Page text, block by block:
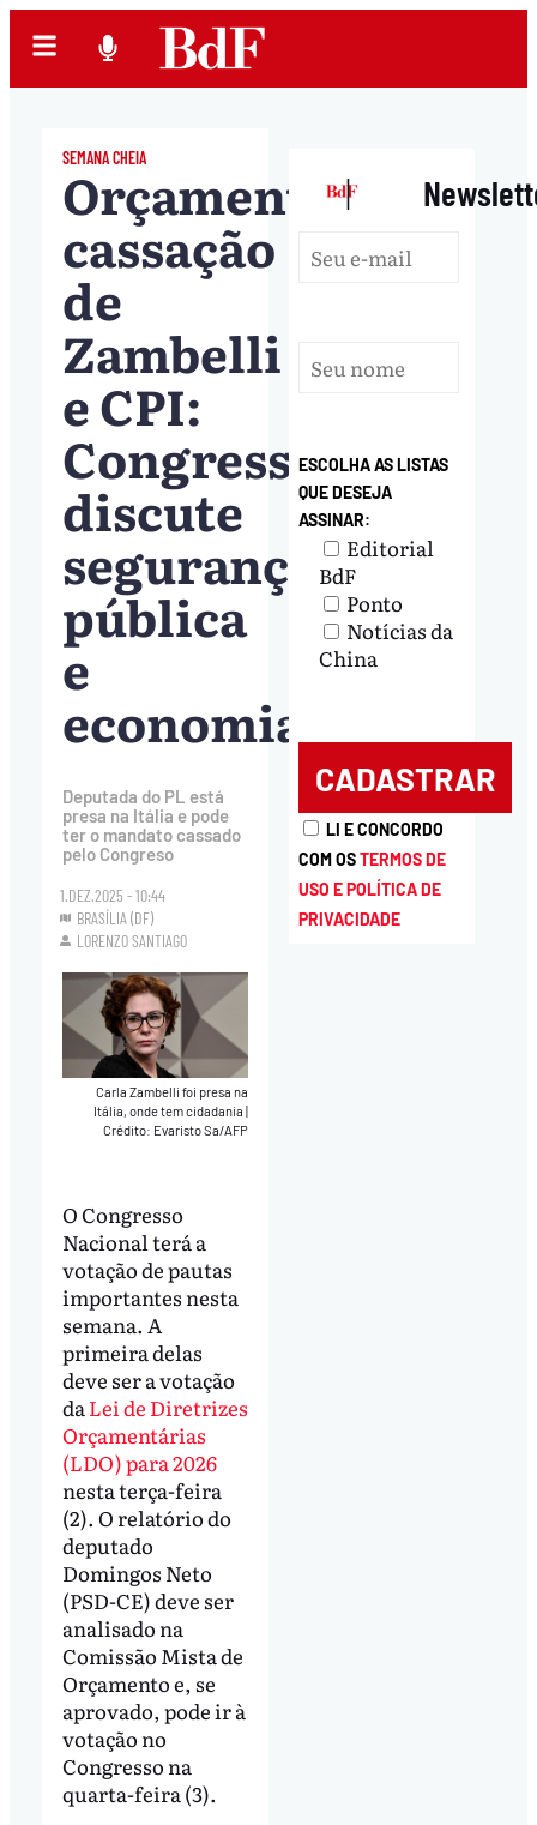
SEMANA CHEIA
Orçamento,
cassação
de
Zambelli
e CPI:
Congresso
discute
segurança
pública
e
economia
Deputada do PL está
presa na Itália e pode
ter o mandato cassado
pelo Congreso
1.DEZ.2025 - 10:44
BRASÍLIA (DF)
LORENZO SANTIAGO
Carla Zambelli foi presa na
Itália, onde tem cidadania|
Crédito: Evaristo Sa/AFP
O Congresso
Nacional terá a
votação de pautas
importantes nesta
semana. A
primeira delas
deve ser a votação
daLei de Diretrizes
Orçamentárias
(LDO) para 2026
nesta terça-feira
(2). O relatório do
deputado
Domingos Neto
(PSD-CE) deve ser
analisado na
Comissão Mista de
Orçamento e, se
aprovado, pode ir à
votação no
Congresso na
quarta-feira (3).
|
ESCOLHA AS LISTAS
QUE DESEJA
ASSINAR:
Editorial
BdF
Ponto
Notícias da
China
LI E CONCORDO
COM OSTERMOS DE
USO E POLÍTICA DE
PRIVACIDADE